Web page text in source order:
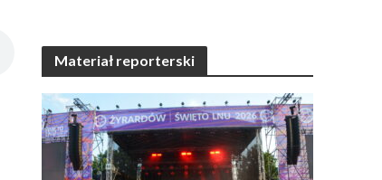
Materiał reporterski